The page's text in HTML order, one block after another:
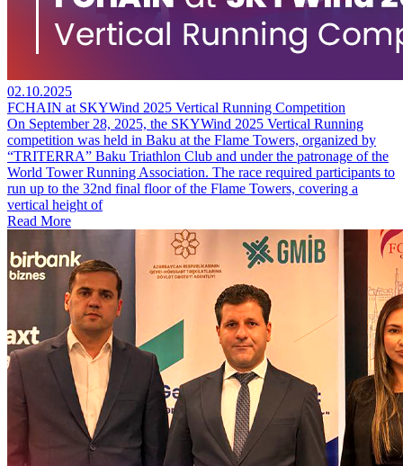
02.10.2025
FCHAIN at SKYWind 2025 Vertical Running Competition
On September 28, 2025, the SKYWind 2025 Vertical Running
competition was held in Baku at the Flame Towers, organized by
“TRITERRA” Baku Triathlon Club and under the patronage of the
World Tower Running Association. The race required participants to
run up to the 32nd final floor of the Flame Towers, covering a
vertical height of
Read More